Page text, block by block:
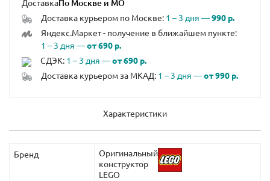
Доставка
Доставка курьером по Москве: 1 – 3 дня —990 р.
Яндекс.Маркет - получение в ближайшем пункте:
1 – 3 дня —от 690 р.
СДЭК: 1 – 3 дня —от 690 р.
Доставка курьером за МКАД: 1 – 3 дня —от 990 р.
Характеристики
Бренд
Оригинальный
конструктор
LEGO